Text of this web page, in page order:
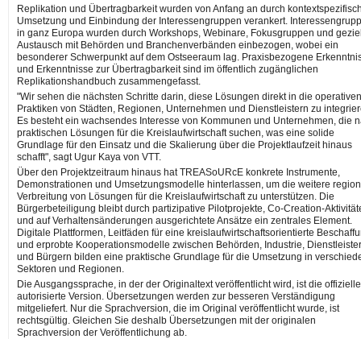
Replikation und Übertragbarkeit wurden von Anfang an durch
Umsetzung und Einbindung der Interessengruppen verankert.
in ganz Europa wurden durch Workshops, Webinare, Fokusgruppen und
Austausch mit Behörden und Branchenverbänden einbezogen, wobei ein
besonderer Schwerpunkt auf dem Ostseeraum lag. Praxisbezogene
und Erkenntnisse zur Übertragbarkeit sind im öffentlich zugänglichen
Replikationshandbuch zusammengefasst.
"Wir sehen die nächsten Schritte darin, diese Lösungen direkt in die operativen
Praktiken von Städten, Regionen, Unternehmen und Dienstleistern zu
Es besteht ein wachsendes Interesse von Kommunen und Unternehmen, die
praktischen Lösungen für die Kreislaufwirtschaft suchen, was eine solide
Grundlage für den Einsatz und die Skalierung über die Projektlaufzeit hinaus
schafft", sagt Ugur Kaya von VTT.
Über den Projektzeitraum hinaus hat TREASoURcE konkrete Instrumente,
Demonstrationen und Umsetzungsmodelle hinterlassen, um die weitere
Verbreitung von Lösungen für die Kreislaufwirtschaft zu unterstützen. Die
Bürgerbeteiligung bleibt durch partizipative Pilotprojekte, Co-Creation-
und auf Verhaltensänderungen ausgerichtete Ansätze ein zentrales Element.
Digitale Plattformen, Leitfäden für eine kreislaufwirtschaftsorientierte
und erprobte Kooperationsmodelle zwischen Behörden, Industrie,
und Bürgern bilden eine praktische Grundlage für die Umsetzung in
Sektoren und Regionen.
Die Ausgangssprache, in der der Originaltext veröffentlicht wird, ist die
autorisierte Version. Übersetzungen werden zur besseren Verständigung
mitgeliefert. Nur die Sprachversion, die im Original veröffentlicht wurde, ist
rechtsgültig. Gleichen Sie deshalb Übersetzungen mit der originalen
Sprachversion der Veröffentlichung ab.